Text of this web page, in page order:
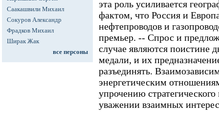
Саакашвили Михаил
Сокуров Александр
Фрадков Михаил
Ширак Жак
все персоны
эта роль усиливается
фактом, что Россия и
нефтепроводов и
премьер. -- Спрос и
случае являются поистине
медали, и их
разъединять.
энергетическим
упрочению
уважении взаимных